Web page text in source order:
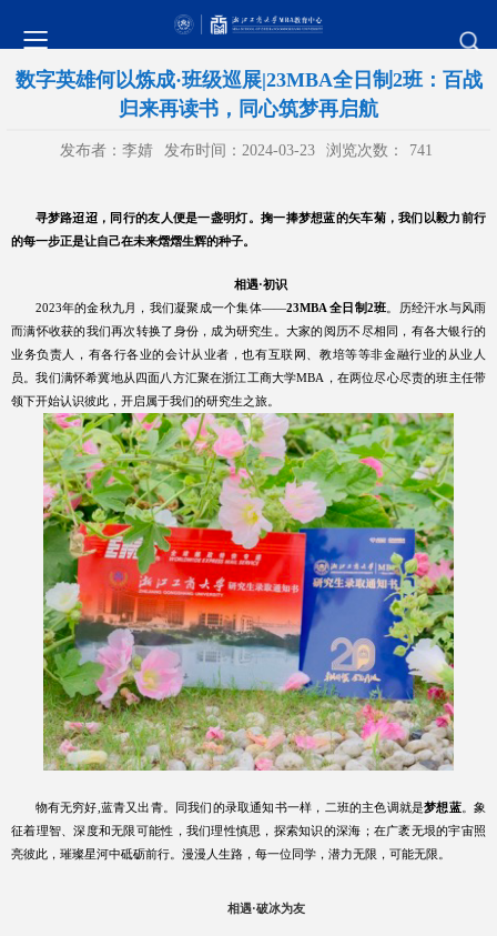
数字英雄何以炼成·班级巡展|23MBA全日制2班：百战
归来再读书，同心筑梦再启航
发布者：李婧 发布时间：2024-03-23 浏览次数： 741
寻梦路迢迢，同行的友人便是一盏明灯。掬一捧梦想蓝的矢车菊，我们以毅力前行
的每一步正是让自己在未来熠熠生辉的种子。
相遇·初识
2023年的金秋九月，我们凝聚成一个集体——23MBA 全日制2班 。历经汗水与风雨
而满怀收获的我们再次转换了身份，成为研究生。大家的阅历不尽相同，有各大银行的
业务负责人，有各行各业的会计从业者，也有互联网、教培等等非金融行业的从业人
员。我们满怀希冀地从四面八方汇聚在浙江工商大学MBA ，在两位尽心尽责的班主任带
领下开始认识彼此，开启属于我们的研究生之旅。
物有无穷好 蓝青又出青。同我们的录取通知书一样，二班的主色调就是梦想蓝。象
征着理智、深度和无限可能性，我们理性慎思，探索知识的深海；在广袤无垠的宇宙照
亮彼此，璀璨星河中砥砺前行。漫漫人生路，每一位同学，潜力无限，可能无限。
相遇·破冰为友